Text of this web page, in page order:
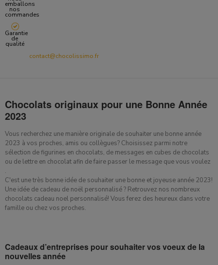
emballons
nos
commandes
Garantie
de
qualité
contact@chocolissimo.fr
Chocolats originaux pour une Bonne Année
2023
Vous recherchez une manière originale de souhaiter une bonne année
2023 à vos proches, amis ou collègues? Choisissez parmi notre
sélection de figurines en chocolats, de messages en cubes de chocolats
ou de lettre en chocolat afin de faire passer le message que vous voulez
.
C'est une très bonne idée de souhaiter une bonne et joyeuse année 2023!
Une idée de cadeau de noël personnalisé ? Retrouvez nos nombreux
chocolats cadeau noel personnalisé! Vous ferez des heureux dans votre
famille ou chez vos proches.
​Cadeaux d’entreprises pour souhaiter vos voeux de la
nouvelles année